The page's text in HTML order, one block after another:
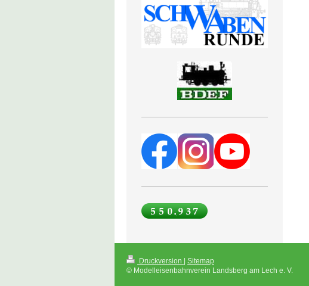
Druckversion
Sitemap
© Modelleisenbahnverein Landsberg am Lech e. V.